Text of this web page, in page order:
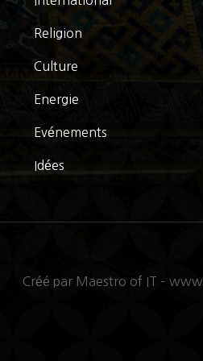
Religion
Culture
Energie
Evénements
Idées
Créé par Maestro of IT –